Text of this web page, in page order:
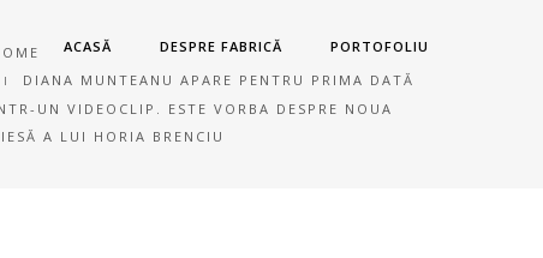
ACASĂ DESPRE FABRICĂ PORTOFOLIU
DIANA MUNTEANU APARE PENTRU PRIMA DATĂ
UN VIDEOCLIP. ESTE VORBA DESPRE NOUA
A LUI HORIA BRENCIU